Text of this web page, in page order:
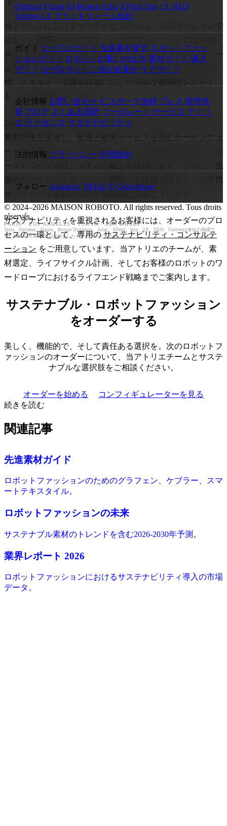
当アトリエにおけるサステナビリティは、プロモーションで
再生可能エネルギーで稼働。サプライチェーンのパートナー
は毎年、環境監査を受けています。素材の出自、廃棄物指
標、エネルギー消費を詳細に記した完全な透明性レポート
を、毎年公開しています。
2028年までに、全製品ラインにおいて100%サステナブルな
素材調達を実現し、配送と顧客サービスを含むカーボンニュ
ートラル運営、そしてゼロウェイストを達成する完全なクロ
ーズドループ回収システムの確立を目指します。さらに、先
進的なマテリアルサイエンス機関との提携を通じて、次世代
サステナビリティを重視されるお客様には、オーダーのプロ
セスの一環として、専用のサステナビリティ・コンサルテ
ーション をご用意しています。当アトリエのチームが、素
材選定、ライフサイクル計画、そしてお客様のロボットのワ
ードローブにおけるライフエンド戦略までご案内します。
サステナブル・ロボットファッション
をオーダーする
美しく、機能的で、そして責任ある選択を。次のロボットフ
ァッションのオーダーについて、当アトリエチームとサステ
ナブルな選択肢をご相談ください。
オーダーを始める
コンフィギュレーターを見る
続きを読む
関連記事
先進素材ガイド
ロボットファッションのためのグラフェン、ケブラー、スマ
ートテキスタイル。
ロボットファッションの未来
サステナブル素材のトレンドを含む2026-2030年予測。
業界レポート 2026
ロボットファッションにおけるサステナビリティ導入の市場
データ。
Optimus Figure 03 Boston Atlas XPeng Iron 1X NEO
Unitree G1 プラットフォーム比較
ガイド すべてのガイド 先進素材研究 ロボットファッ
ションガイド ロボットの装いの仕方 素材ガイド 購入
ガイド なぜロボットに服が必要か ケアガイド
会社情報 お問い合わせ ビスポーク依頼 プレス 採用情
報 ブログ よくある質問 コーポレート サービス アトリ
エ ライセンス サステナビリティ
法的情報 プライバシー 利用規約
フォロー Instagram TikTok X Crunchbase
© 2024–2026 MAISON ROBOTO. All rights reserved. Tous droits
réservés.
PARIS · LOS ANGELES · TOKYO · ABU DHABI
Tesla、Optimus、Figure、Boston Dynamics、Atlas、XPeng、Iron、1X、NEO、Unitreeは各社の商標で
す。MAISON ROBOTOは独立したデザインハウスです。